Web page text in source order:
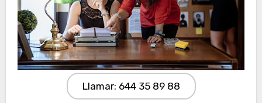
Llamar: 644 35 89 88